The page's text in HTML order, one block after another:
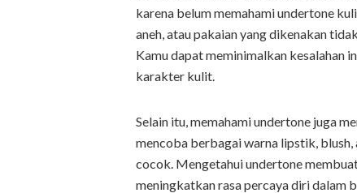
karena belum memahami undertone
aneh, atau pakaian yang dikenakan
Kamu dapat meminimalkan kesalahan
karakter kulit.
Selain itu, memahami undertone juga
mencoba berbagai warna lipstik, blush,
cocok. Mengetahui undertone
meningkatkan rasa percaya diri dalam